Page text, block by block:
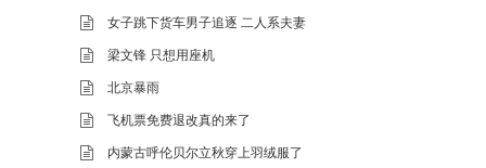
女子跳下货车男子追逐 二人系夫妻
梁文锋 只想用座机
北京暴雨
飞机票免费退改真的来了
内蒙古呼伦贝尔立秋穿上羽绒服了